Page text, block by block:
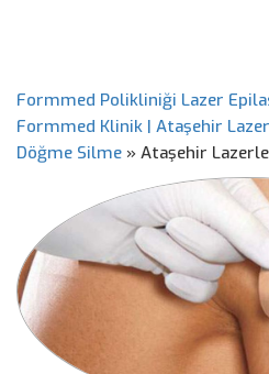
Formmed Polikliniği Lazer
Formmed Klinik | Ataşehir
Döğme Silme » Ataşehir